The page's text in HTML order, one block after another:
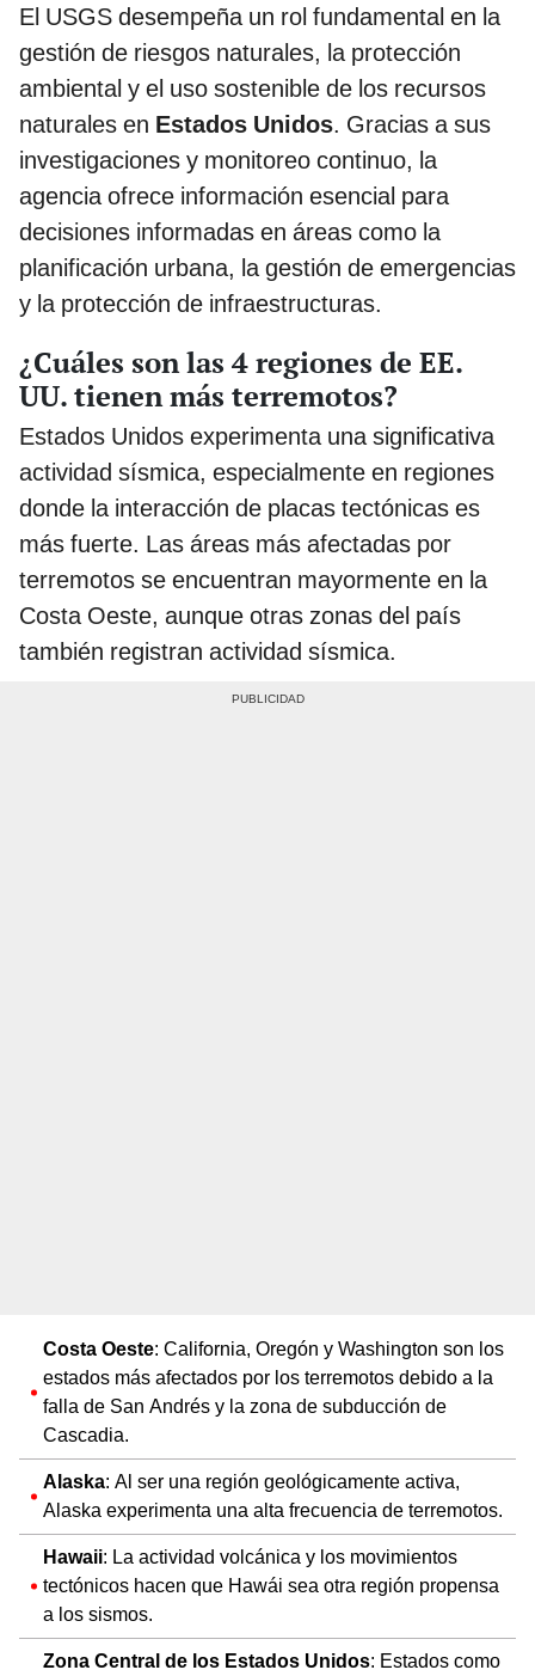
El USGS desempeña un rol fundamental en la
gestión de riesgos naturales, la protección
ambiental y el uso sostenible de los recursos
naturales en Estados Unidos. Gracias a sus
investigaciones y monitoreo continuo, la
agencia ofrece información esencial para
decisiones informadas en áreas como la
planificación urbana, la gestión de emergencias
y la protección de infraestructuras.
¿Cuáles son las 4 regiones de EE.
UU. tienen más terremotos?
Estados Unidos experimenta una significativa
actividad sísmica, especialmente en regiones
donde la interacción de placas tectónicas es
más fuerte. Las áreas más afectadas por
terremotos se encuentran mayormente en la
Costa Oeste, aunque otras zonas del país
también registran actividad sísmica.
Costa Oeste: California, Oregón y Washington son los
estados más afectados por los terremotos debido a la
falla de San Andrés y la zona de subducción de
Cascadia.
Alaska: Al ser una región geológicamente activa,
Alaska experimenta una alta frecuencia de terremotos.
Hawaii: La actividad volcánica y los movimientos
tectónicos hacen que Hawái sea otra región propensa
a los sismos.
Zona Central de los Estados Unidos: Estados como